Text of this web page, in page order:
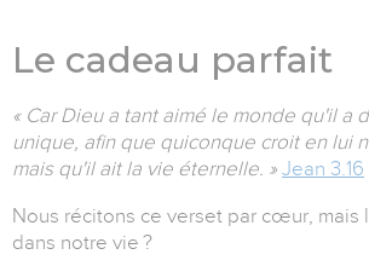
Le cadeau parfait
« Car Dieu a tant aimé le monde qu'il a
unique, afin que quiconque croit en lui
mais qu'il ait la vie éternelle. » Jean 3.16
Nous récitons ce verset par cœur, mais
dans notre vie ?